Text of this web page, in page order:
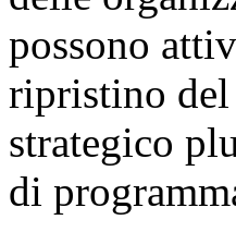
possono
ripristino del
strategico
di